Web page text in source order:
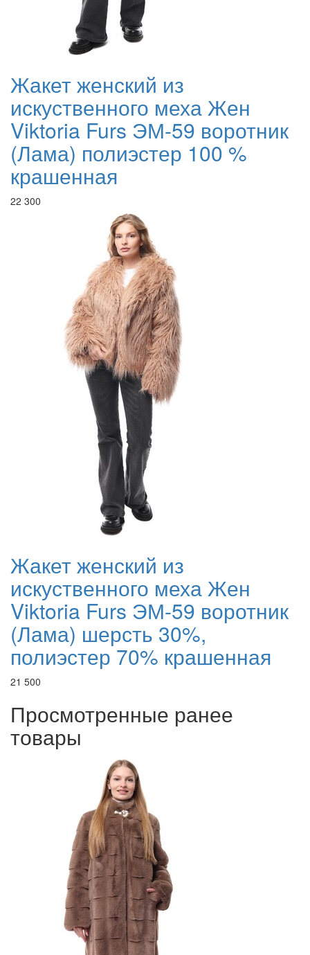
Жакет женский из
искуственного меха Жен
Viktoria Furs ЭМ-59 воротник
(Лама) полиэстер 100 %
крашенная
22 300
Жакет женский из
искуственного меха Жен
Viktoria Furs ЭМ-59 воротник
(Лама) шерсть 30%,
полиэстер 70% крашенная
21 500
Просмотренные ранее
товары